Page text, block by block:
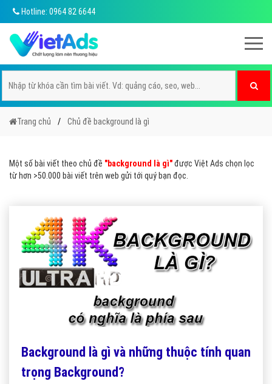
Hotline: 0964 82 6644
Trang chủ Chủ đề background là gì
Một số bài viết theo chủ đề "background là gì"được Việt Ads chọn lọc
từ hơn >50.000 bài viết trên web gửi tới quý bạn đọc.
Background là gì và những thuộc tính quan
trọng Background?